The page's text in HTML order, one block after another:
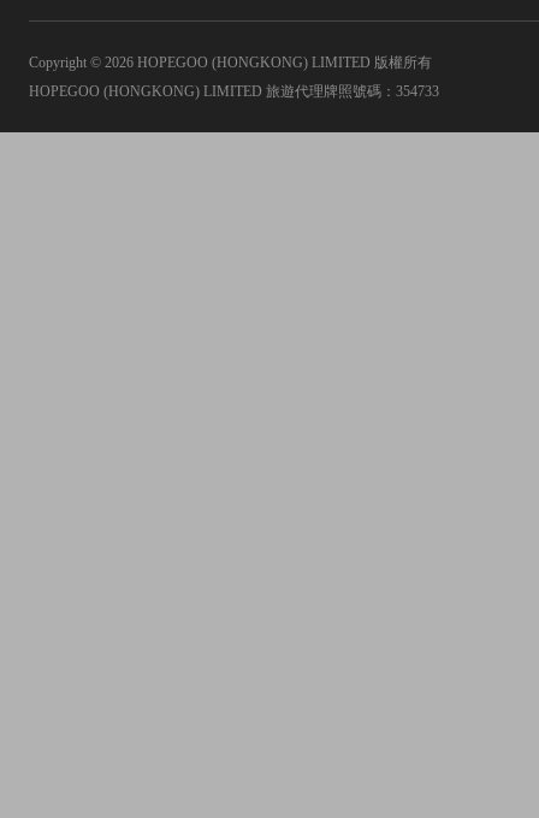
Copyright © 2026 HOPEGOO (HONGKONG) LIMITED 版權所有
HOPEGOO (HONGKONG) LIMITED 旅遊代理牌照號碼：354733